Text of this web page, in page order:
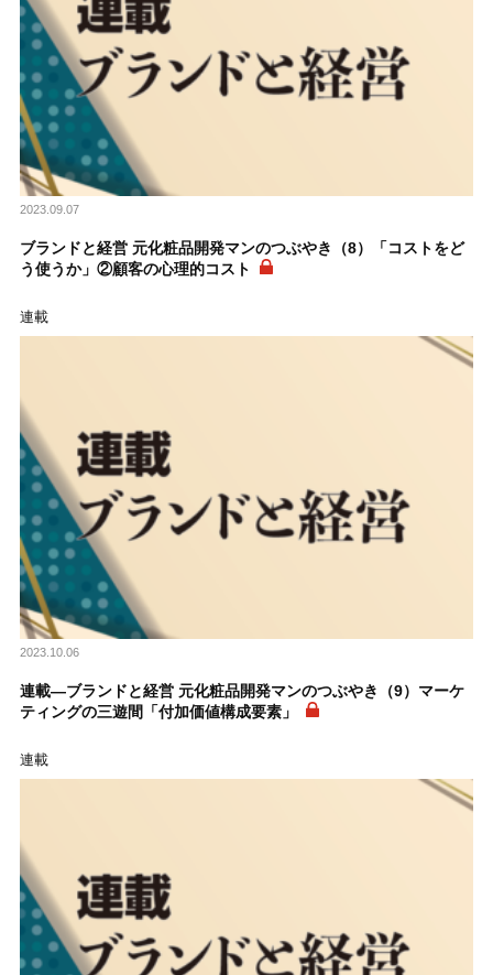
2023.09.07
ブランドと経営 元化粧品開発マンのつぶやき（8）「コストをど
う使うか」②顧客の心理的コスト
連載
2023.10.06
連載―ブランドと経営 元化粧品開発マンのつぶやき（9）マーケ
ティングの三遊間「付加価値構成要素」
連載